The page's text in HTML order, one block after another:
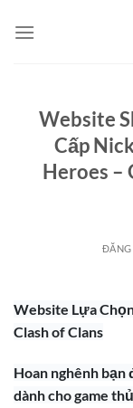
qua
Website
Cấp
Heroes –
ĐĂNG
Website Lựa
Clash of Clans
Hoan nghênh bạn
dành cho game